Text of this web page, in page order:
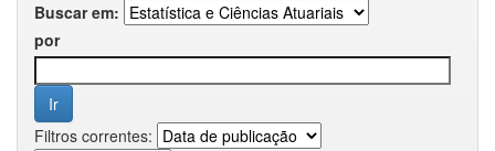
Buscar em:
por
Filtros correntes: